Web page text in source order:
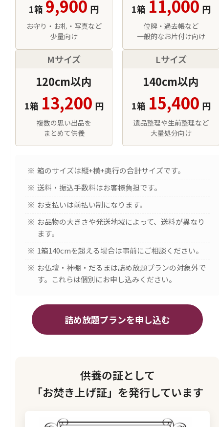
1箱 9,900 円
お守り・お札・写真など
少量向け
1箱 11,000 円
位牌・過去帳など
一般的なお片付け向け
Mサイズ
120cm以内
1箱 13,200 円
複数の思い出品を
まとめて供養
Lサイズ
140cm以内
1箱 15,400 円
遺品整理や生前整理など
大量処分向け
箱のサイズは縦+横+奥行の合計サイズです。
送料・振込手数料はお客様負担です。
お支払いは前払い制になります。
お品物の大きさや発送地域によって、送料が異なり
ます。
1箱140cmを超える場合は事前にご相談ください。
お仏壇・神棚・だるまは詰め放題プランの対象外で
す。これらは個別にお申し込みください。
詰め放題プランを申し込む
供養の証として
「お焚き上げ証」を発行しています